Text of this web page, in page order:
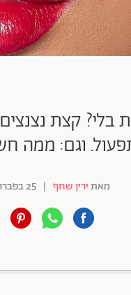
קצת נצנצים
וגם: ממה
מאתירין שחף | 25 בפברואר 2026